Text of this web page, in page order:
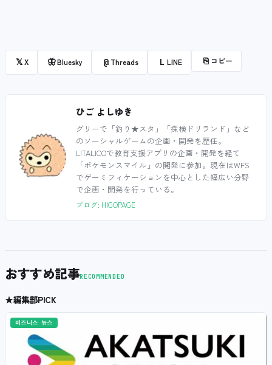
𝕏X 🦋Bluesky @ Threads L LINE ⎘ コピー
ひご よしゆき
グリーで「釣り★スタ」「探検ドリランド」など
のソーシャルゲームの企画・開発を歴任。
LITALICOで教育支援アプリの企画・開発を経て
「ポケモンスマイル」の開発に参加。現在はWFS
でゲーミフィケーションを中心とした幅広い分野
で企画・開発を行っている。
ブログ: HIGOPAGE
おすすめ記事RECOMMENDED
★編集部PICK
비즈니스 뉴스